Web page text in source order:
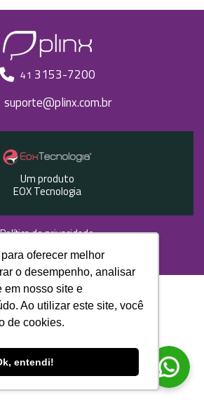
oferecer melhor
o desempenho, analisar
em nosso site e
Ao utilizar este site, você
de cookies.
entendi!
41 3153-7200
suporte@plinx.com.br
Um produto
EOX Tecnologia
Política de privacidade
por